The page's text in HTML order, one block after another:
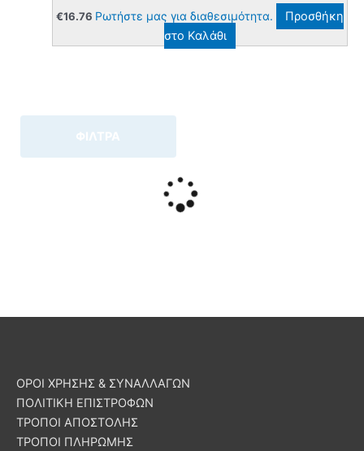
ΦΙΛΤΡΑ
€16.76 Ρωτήστε μας για διαθεσιμότητα.
Προσθήκη
στο Καλάθι
ΟΡΟΙ ΧΡΗΣΗΣ & ΣΥΝΑΛΛΑΓΩΝ
ΠΟΛΙΤΙΚΗ ΕΠΙΣΤΡΟΦΩΝ
ΤΡΟΠΟΙ ΑΠΟΣΤΟΛΗΣ
ΤΡΟΠΟΙ ΠΛΗΡΩΜΗΣ